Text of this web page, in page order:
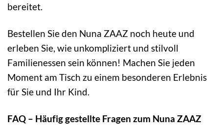
bereitet.
Bestellen Sie den Nuna ZAAZ noch heute und
erleben Sie, wie unkompliziert und stilvoll
Familienessen sein können! Machen Sie jeden
Moment am Tisch zu einem besonderen Erlebnis
für Sie und Ihr Kind.
FAQ – Häufig gestellte Fragen zum Nuna ZAAZ